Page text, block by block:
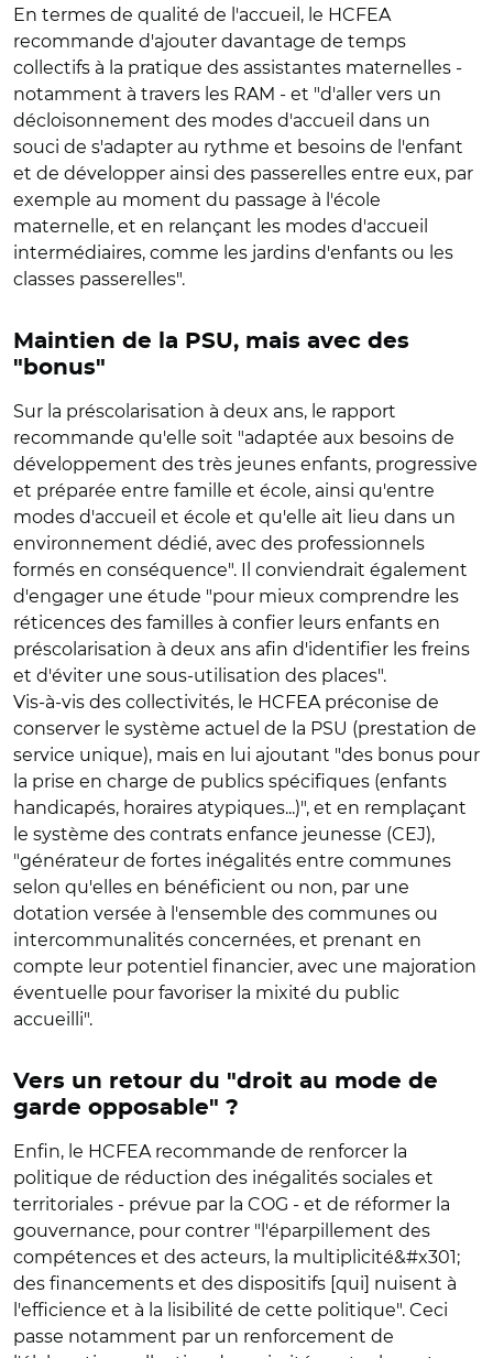
En termes de qualité de l'accueil, le HCFEA
recommande d'ajouter davantage de temps
collectifs à la pratique des assistantes maternelles -
notamment à travers les RAM - et "d'aller vers un
décloisonnement des modes d'accueil dans un
souci de s'adapter au rythme et besoins de l'enfant
et de développer ainsi des passerelles entre eux, par
exemple au moment du passage à l'école
maternelle, et en relançant les modes d'accueil
intermédiaires, comme les jardins d'enfants ou les
classes passerelles".
Maintien de la PSU, mais avec des
"bonus"
Sur la préscolarisation à deux ans, le rapport
recommande qu'elle soit "adaptée aux besoins de
développement des très jeunes enfants, progressive
et préparée entre famille et école, ainsi qu'entre
modes d'accueil et école et qu'elle ait lieu dans un
environnement dédié, avec des professionnels
formés en conséquence". Il conviendrait également
d'engager une étude "pour mieux comprendre les
réticences des familles à confier leurs enfants en
préscolarisation à deux ans afin d'identifier les freins
et d'éviter une sous-utilisation des places".
Vis-à-vis des collectivités, le HCFEA préconise de
conserver le système actuel de la PSU (prestation de
service unique), mais en lui ajoutant "des bonus pour
la prise en charge de publics spécifiques (enfants
handicapés, horaires atypiques...)", et en remplaçant
le système des contrats enfance jeunesse (CEJ),
"générateur de fortes inégalités entre communes
selon qu'elles en bénéficient ou non, par une
dotation versée à l'ensemble des communes ou
intercommunalités concernées, et prenant en
compte leur potentiel financier, avec une majoration
éventuelle pour favoriser la mixité du public
accueilli".
Vers un retour du "droit au mode de
garde opposable" ?
Enfin, le HCFEA recommande de renforcer la
politique de réduction des inégalités sociales et
territoriales - prévue par la COG - et de réformer la
gouvernance, pour contrer "l'éparpillement des
compétences et des acteurs, la multiplicité&#x301;
des financements et des dispositifs [qui] nuisent à
l'efficience et à la lisibilité de cette politique". Ceci
passe notamment par un renforcement de